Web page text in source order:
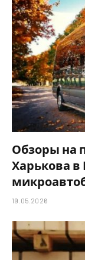
Обзоры на
Харькова
19.05.2026